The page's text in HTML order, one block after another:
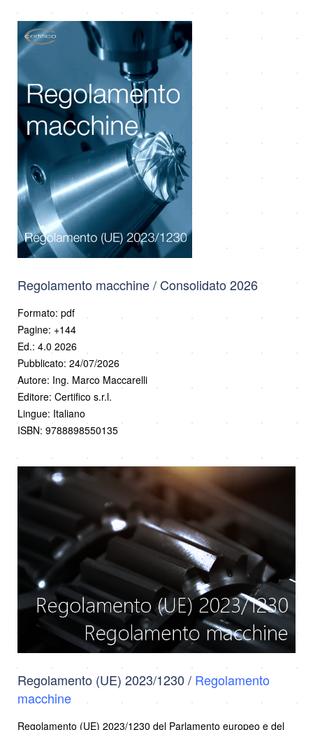
Regolamento macchine / Consolidato 2026
Formato: pdf
Pagine: +144
Ed.: 4.0 2026
Pubblicato: 24/07/2026
Autore: Ing. Marco Maccarelli
Editore: Certifico s.r.l.
Lingue: Italiano
ISBN: 9788898550135
Regolamento (UE) 2023/1230 / Regolamento
macchine
Regolamento (UE) 2023/1230 del Parlamento europeo e del